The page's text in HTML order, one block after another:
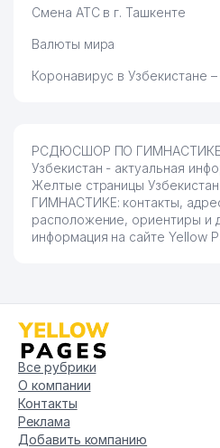
Смена АТС в г. Ташкенте
Валюты мира
Коронавирус в Узбекистане
РСДЮСШОР ПО ГИМНАСТИКЕ
Узбекистан - актуальная
Желтые страницы
ГИМНАСТИКЕ: контакты,
расположение, ориентиры и
информация на сайте Yellow
Все рубрики
О компании
Контакты
Реклама
Добавить компанию